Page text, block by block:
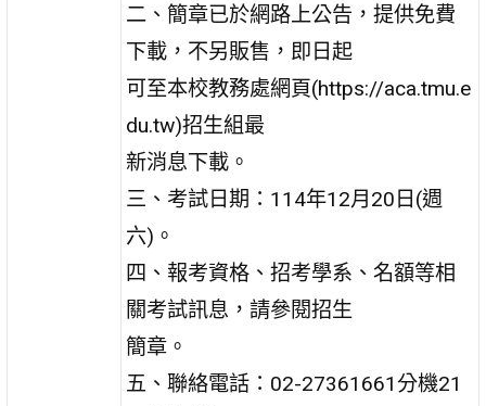
二、簡章已於網路上公告，提供免費
下載，不另販售，即日起
可至本校教務處網頁(https://aca.tmu.e
du.tw)招生組最
新消息下載。
三、考試日期：114年12月20日(週
六)。
四、報考資格、招考學系、名額等相
關考試訊息，請參閱招生
簡章。
五、聯絡電話：02-27361661分機21